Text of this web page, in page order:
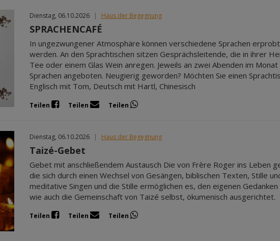
Dienstag, 06.10.2026 | Haus der Begegnung
SPRACHENCAFÉ
In ungezwungener Atmosphäre können verschiedene Sprachen
werden. An den Sprachtischen sitzen Gesprächsleitende, die in ihrer
Tee oder einem Glas Wein anregen. Jeweils an zwei Abenden im
Sprachen angeboten. Neugierig geworden? Möchten Sie einen
Englisch mit Tom, Deutsch mit Hartl, Chinesisch
Teilen Teilen Teilen
Dienstag, 06.10.2026 | Haus der Begegnung
Taizé-Gebet
Gebet mit anschließendem Austausch Die von Frère Roger ins
die sich durch einen Wechsel von Gesängen, biblischen Texten, Stille
meditative Singen und die Stille ermöglichen es, den eigenen
wie auch die Gemeinschaft von Taizé selbst, ökumenisch ausgerichtet.
Teilen Teilen Teilen